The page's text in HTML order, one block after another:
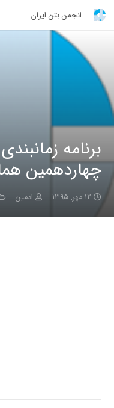
انجمن بتن ایران
برنامه
چهاردهمین
۱۲ مهر, ۱۳۹۵ ادمین